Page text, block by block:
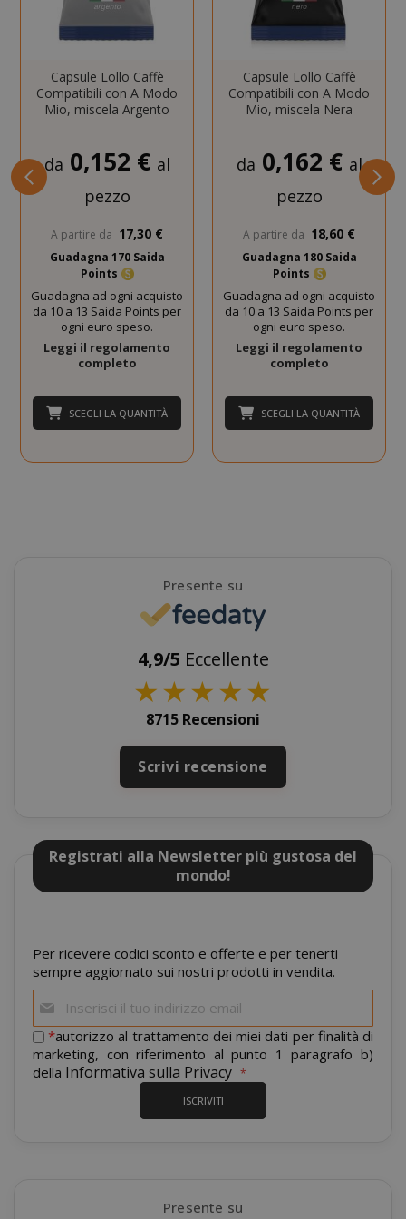
Capsule Lollo Caffè
Compatibili con A Modo
Mio, miscela Argento
da 0,152 € al
pezzo
A partire da 17,30 €
Guadagna 170 Saida
Points
Guadagna ad ogni acquisto
da 10 a 13 Saida Points per
ogni euro speso.
Leggi il regolamento
completo
SCEGLI LA QUANTITÀ
Capsule Lollo Caffè
Compatibili con A Modo
Mio, miscela Nera
da 0,162 € al
pezzo
A partire da 18,60 €
Guadagna 180 Saida
Points
Guadagna ad ogni acquisto
da 10 a 13 Saida Points per
ogni euro speso.
Leggi il regolamento
completo
SCEGLI LA QUANTITÀ
Presente su
4,9/5 Eccellente
★★★★★
8715 Recensioni
Scrivi recensione
Registrati alla Newsletter più gustosa del
mondo!
Per ricevere codici sconto e offerte e per tenerti
sempre aggiornato sui nostri prodotti in vendita.
alla
nostra
newsletter:
*autorizzo al trattamento dei miei dati per finalità di
marketing, con riferimento al punto 1 paragrafo b)
della Informativa sulla Privacy
ISCRIVITI
Presente su
CookieScriptConsent
mage-cache-sessid
mage-cache-storage
recently_compared_product
Google
Privacy Policy